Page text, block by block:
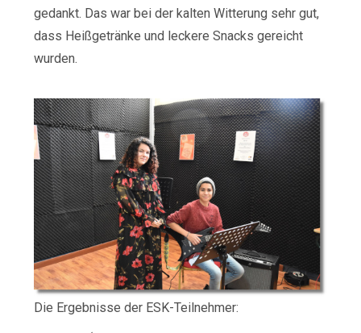
gedankt. Das war bei der kalten Witterung sehr gut,
dass Heißgetränke und leckere Snacks gereicht
wurden.
Die Ergebnisse der ESK-Teilnehmer: